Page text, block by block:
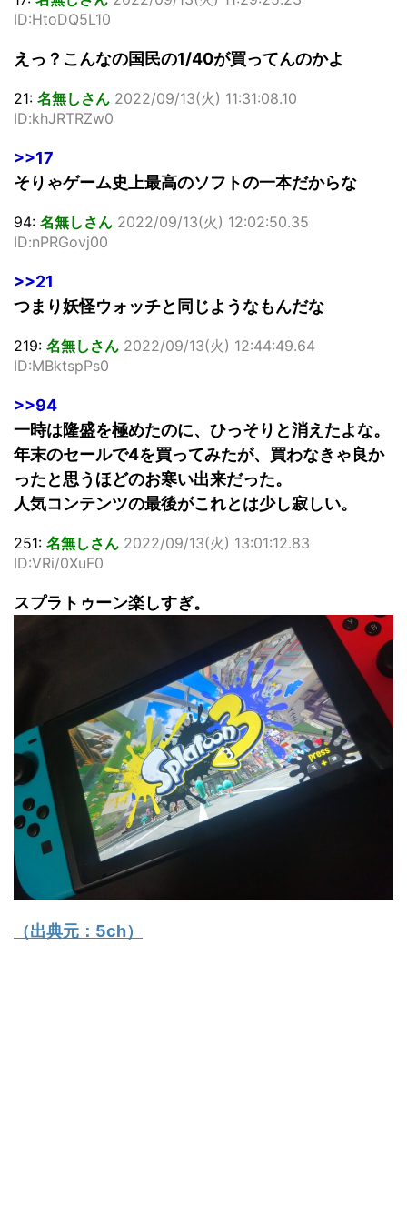
ID:HtoDQ5L10
えっ？こんなの国民の1/40が買ってんのかよ
21: 名無しさん 2022/09/13(火) 11:31:08.10
ID:khJRTRZw0
>>17
そりゃゲーム史上最高のソフトの一本だからな
94: 名無しさん 2022/09/13(火) 12:02:50.35
ID:nPRGovj00
>>21
つまり妖怪ウォッチと同じようなもんだな
219: 名無しさん 2022/09/13(火) 12:44:49.64
ID:MBktspPs0
>>94
一時は隆盛を極めたのに、ひっそりと消えたよな。
年末のセールで4を買ってみたが、買わなきゃ良か
ったと思うほどのお寒い出来だった。
人気コンテンツの最後がこれとは少し寂しい。
251: 名無しさん 2022/09/13(火) 13:01:12.83
ID:VRi/0XuF0
スプラトゥーン楽しすぎ。
（出典元： 5ch）